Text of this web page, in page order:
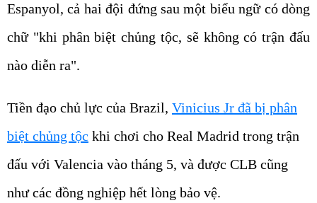
Espanyol, cả hai đội đứng sau một biểu ngữ có dòng
chữ "khi phân biệt chủng tộc, sẽ không có trận đấu
nào diễn ra".
Tiền đạo chủ lực của Brazil, Vinicius Jr đã bị phân
biệt chủng tộc khi chơi cho Real Madrid trong trận
đấu với Valencia vào tháng 5, và được CLB cũng
như các đồng nghiệp hết lòng bảo vệ.